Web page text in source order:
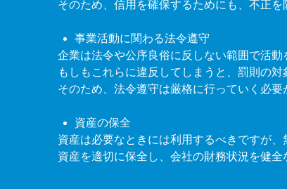
そのため、信用を確保するためにも、不正
事業活動に関わる法令遵守
企業は法令や公序良俗に反しない範囲で活動
もしもこれらに違反してしまうと、罰則の
そのため、法令遵守は厳格に行っていく必要
資産の保全
資産は必要なときには利用するべきですが
資産を適切に保全し、会社の財務状況を健